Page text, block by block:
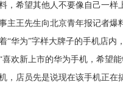
，希望其他人不要像自己一样
王先生向北京青年报记者爆料
“华为”字样大牌子的手机店内
新上市的华为手机，希望能
，店员先是说现在该手机正在